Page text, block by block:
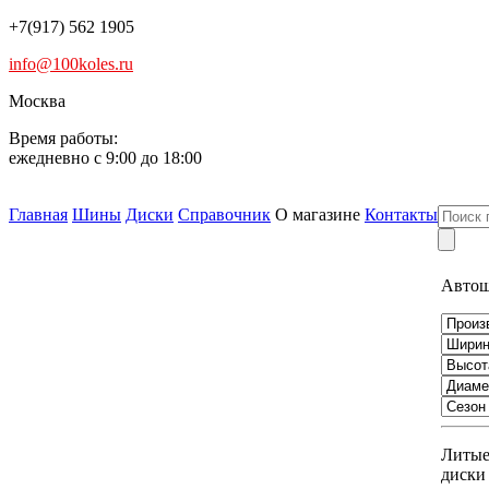
+7(917) 562 1905
info@100koles.ru
Москва
Время работы:
ежедневно с 9:00 до 18:00
Главная Шины Диски Справочник О магазине Контакты
Литые
диски